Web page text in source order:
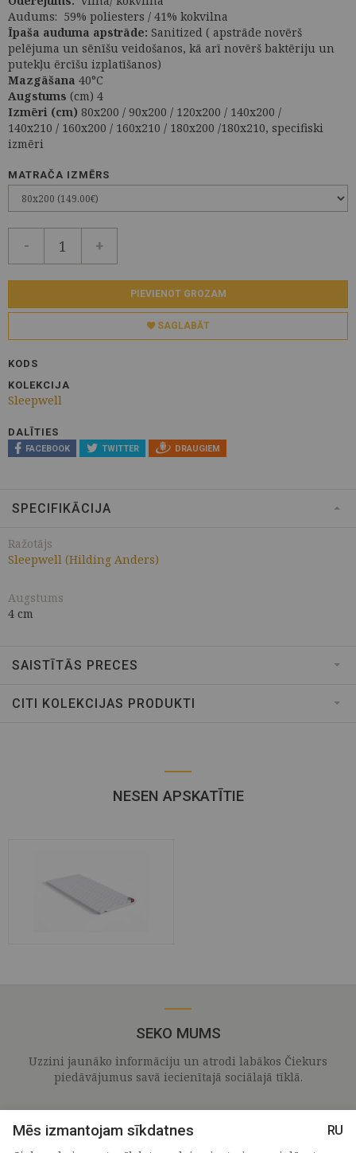
Audums: 59% poliesters / 41% kokvilna
Īpaša auduma apstrāde: Sanitized ( apstrāde novērš
pelējuma un sēnīšu veidošanos, kā arī novērš baktēriju un
putekļu ērcīšu izplatīšanos)
Mazgāšana 40°C
Augstums (cm) 4
Izmēri (cm) 80x200 / 90x200 / 120x200 / 140x200 /
140x210 / 160x200 / 160x210 / 180x200 /180x210, specifiski
izmēri
MATRAČA IZMĒRS
- +
PIEVIENOT GROZAM
SAGLABĀT
KODS
KOLEKCIJA
Sleepwell
DALĪTIES
FACEBOOK TWITTER DRAUGIEM
SPECIFIKĀCIJA
Ražotājs
Sleepwell (Hilding Anders)
Augstums
4 cm
SAISTĪTĀS PRECES
CITI KOLEKCIJAS PRODUKTI
NESEN APSKATĪTIE
SEKO MUMS
Uzzini jaunāko informāciju un atrodi labākos Čiekurs
piedāvājumus savā iecienītajā sociālajā tīklā.
Mēs izmantojam sīkdatnes
RU